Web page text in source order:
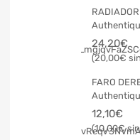
24,20€
20,00€
FARO
12,10€
10,00€